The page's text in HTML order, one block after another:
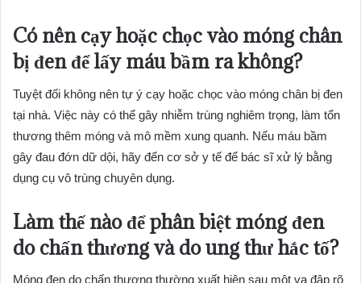
Có nên cạy hoặc chọc vào móng chân
bị đen để lấy máu bầm ra không?
Tuyệt đối không nên tự ý cạy hoặc chọc vào móng chân bị đen
tại nhà. Việc này có thể gây nhiễm trùng nghiêm trọng, làm tổn
thương thêm móng và mô mềm xung quanh. Nếu máu bầm
gây đau đớn dữ dội, hãy đến cơ sở y tế để bác sĩ xử lý bằng
dụng cụ vô trùng chuyên dụng.
Làm thế nào để phân biệt móng đen
do chấn thương và do ung thư hắc tố?
Móng đen do chấn thương thường xuất hiện sau một va đập rõ